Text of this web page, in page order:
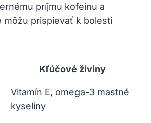
príjmu kofeínu a
môžu prispievať k bolesti
Kľúčové živiny
Vitamín E, omega-3 mastné
kyseliny